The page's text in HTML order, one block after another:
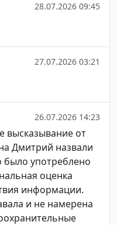
28.07.2026 09:45
27.07.2026 03:21
26.07.2026 14:23
высказывание от
Дмитрий назвали
употреблено
оценка
информации.
и не намерена